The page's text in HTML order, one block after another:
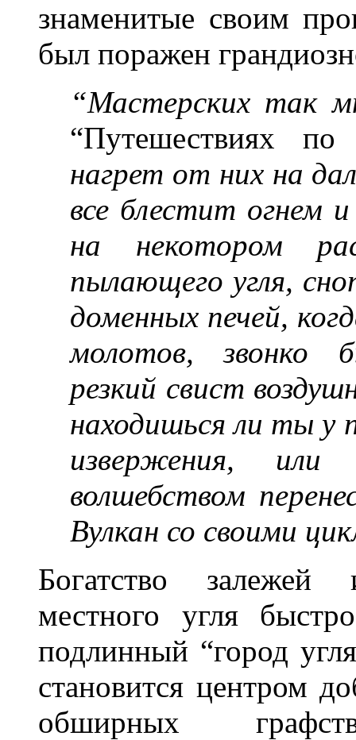
знаменитые своим
был поражен
“Мастерских так
“Путешествиях
нагрет от них на
все блестит огнем
на некотором
пылающего угля,
доменных печей,
молотов, звонко
резкий свист
находишься ли ты у
извержения,
волшебством
Вулкан со своими
Богатство залежей
местного угля
подлинный “город
становится центром
обширных